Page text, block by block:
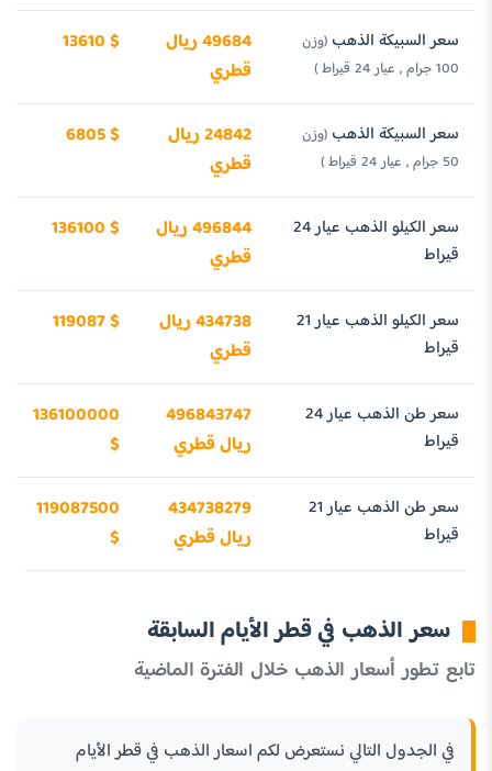
سعر السبيكة الذهب (وزن
100 جرام , عيار 24 قيراط )
49684 ريال
قطري
13610 $
سعر السبيكة الذهب (وزن
50 جرام , عيار 24 قيراط )
24842 ريال
قطري
6805 $
سعر الكيلو الذهب عيار 24
قيراط
496844 ريال
قطري
136100 $
سعر الكيلو الذهب عيار 21
قيراط
434738 ريال
قطري
119087 $
سعر طن الذهب عيار 24
قيراط
496843747
ريال قطري
136100000
$
سعر طن الذهب عيار 21
قيراط
434738279
ريال قطري
119087500
$
سعر الذهب في قطر الأيام السابقة
تابع تطور أسعار الذهب خلال الفترة الماضية
في الجدول التالي نستعرض لكم اسعار الذهب في قطر الأيام